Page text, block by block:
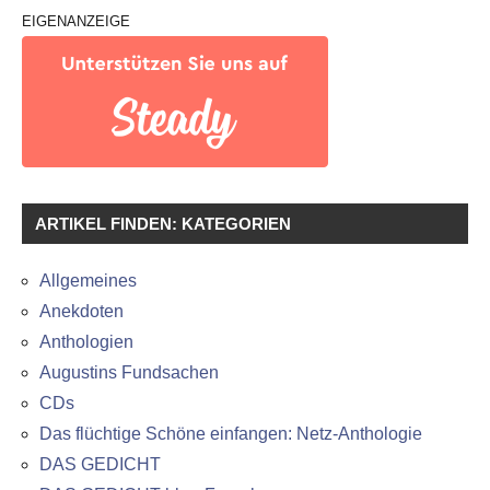
EIGENANZEIGE
ARTIKEL FINDEN: KATEGORIEN
Allgemeines
Anekdoten
Anthologien
Augustins Fundsachen
CDs
Das flüchtige Schöne einfangen: Netz-Anthologie
DAS GEDICHT